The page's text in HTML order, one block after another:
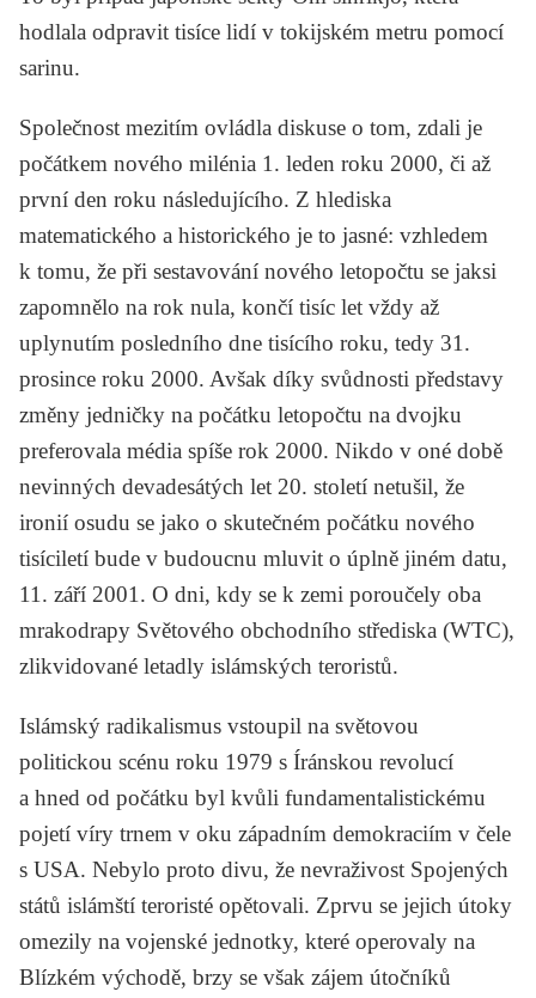
hodlala odpravit tisíce lidí v tokijském metru pomocí
sarinu.
Společnost mezitím ovládla diskuse o tom, zdali je
počátkem nového milénia 1. leden roku 2000, či až
první den roku následujícího. Z hlediska
matematického a historického je to jasné: vzhledem
k tomu, že při sestavování nového letopočtu se jaksi
zapomnělo na rok nula, končí tisíc let vždy až
uplynutím posledního dne tisícího roku, tedy 31.
prosince roku 2000. Avšak díky svůdnosti představy
změny jedničky na počátku letopočtu na dvojku
preferovala média spíše rok 2000. Nikdo v oné době
nevinných devadesátých let 20. století netušil, že
ironií osudu se jako o skutečném počátku nového
tisíciletí bude v budoucnu mluvit o úplně jiném datu,
11. září 2001. O dni, kdy se k zemi poroučely oba
mrakodrapy Světového obchodního střediska (WTC),
zlikvidované letadly islámských teroristů.
Islámský radikalismus vstoupil na světovou
politickou scénu roku 1979 s Íránskou revolucí
a hned od počátku byl kvůli fundamentalistickému
pojetí víry trnem v oku západním demokraciím v čele
s USA. Nebylo proto divu, že nevraživost Spojených
států islámští teroristé opětovali. Zprvu se jejich útoky
omezily na vojenské jednotky, které operovaly na
Blízkém východě, brzy se však zájem útočníků